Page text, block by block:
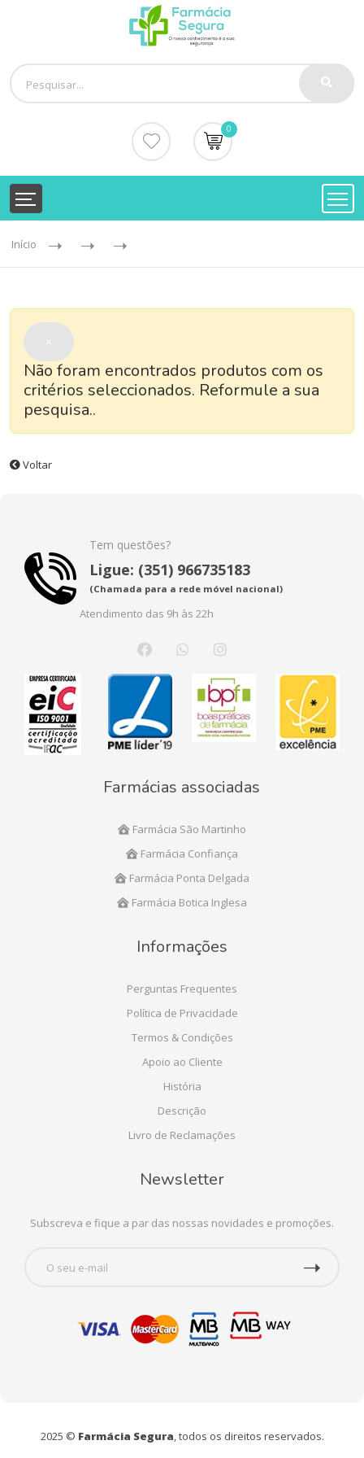
0
Início
×
Não foram encontrados produtos com os
critérios seleccionados. Reformule a sua
pesquisa..
Voltar
Tem questões?
Ligue: (351) 966735183
(Chamada para a rede móvel nacional)
Atendimento das 9h às 22h
Farmácias associadas
Farmácia São Martinho
Farmácia Confiança
Farmácia Ponta Delgada
Farmácia Botica Inglesa
Informações
Perguntas Frequentes
Política de Privacidade
Termos & Condições
Apoio ao Cliente
História
Descrição
Livro de Reclamações
Newsletter
Subscreva e fique a par das nossas novidades e promoções.
2025 © Farmácia Segura, todos os direitos reservados.